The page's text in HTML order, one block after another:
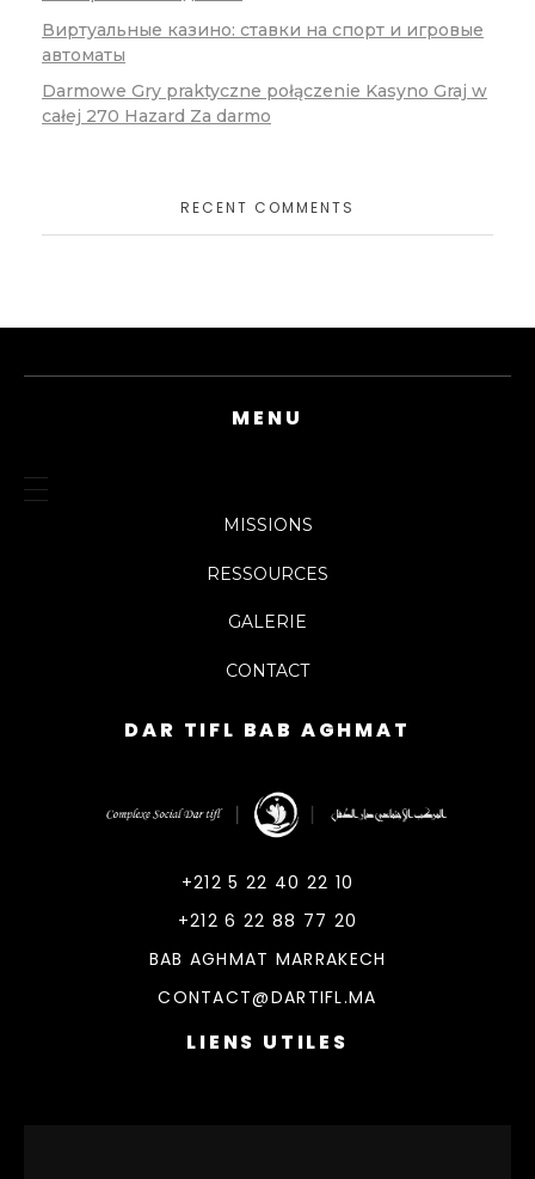
Виртуальные казино: ставки на спорт и игровые
автоматы
Darmowe Gry praktyczne połączenie Kasyno Graj w
całej 270 Hazard Za darmo
RECENT COMMENTS
MENU
MISSIONS
RESSOURCES
GALERIE
CONTACT
DAR TIFL BAB AGHMAT
+212 5 22 40 22 10
+212 6 22 88 77 20
BAB AGHMAT MARRAKECH
CONTACT@DARTIFL.MA
LIENS UTILES